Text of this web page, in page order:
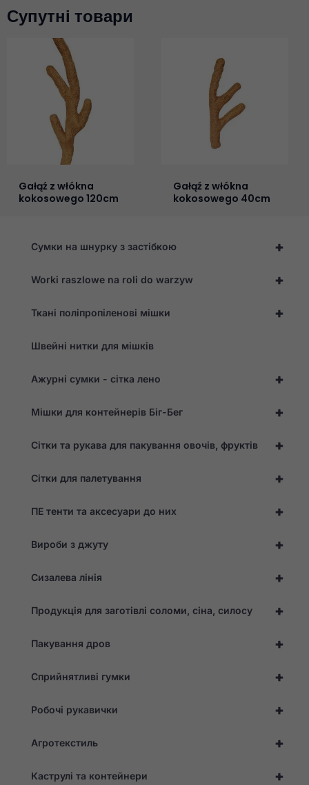
+
Сумки на шнурку з застібкою
+
Worki raszlowe na roli do warzyw
+
Ткані поліпропіленові мішки
Швейні нитки для мішків
+
Ажурні сумки - сітка лено
+
Мішки для контейнерів Біг-Бег
+
Сітки та рукава для пакування овочів, фруктів
+
Сітки для палетування
+
ПЕ тенти та аксесуари до них
+
Вироби з джуту
+
Сизалева лінія
+
Продукція для заготівлі соломи, сіна, силосу
+
Пакування дров
+
Сприйнятливі гумки
+
Робочі рукавички
+
Агротекстиль
+
Каструлі та контейнери
Супутні товари
Gałąź z włókna
kokosowego 120cm
Gałąź z włókna
kokosowego 40cm
Необхідно
функціональність